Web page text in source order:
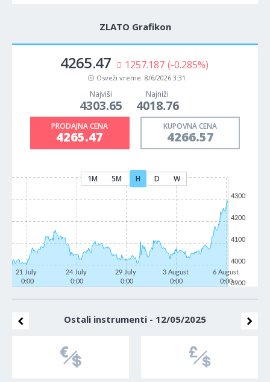
ZLATO Grafikon
4265.47 1257.187 (-0.285%)
Osveži vreme: 8/6/2026 3:31
Najviši
4303.65
Najniži
4018.76
PRODAJNA CENA
4265.47
KUPOVNA CENA
4266.57
1M 5M H D W
21 July
0:00
24 July
0:00
29 July
0:00
3 August
0:00
6 August
0:003900
4000
4100
4200
4300
Ostali instrumenti - 12/05/2025